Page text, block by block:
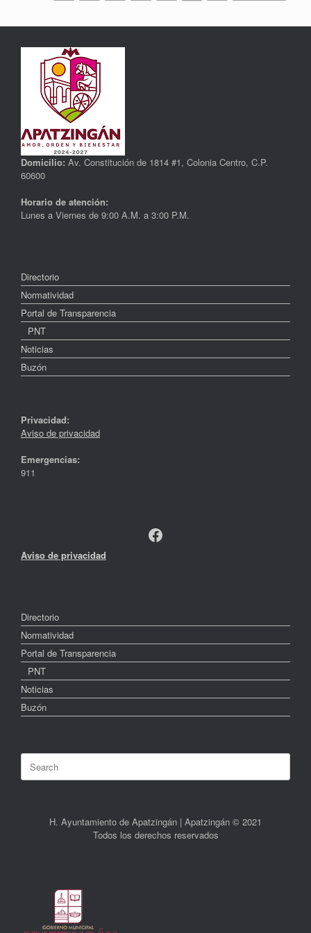
Domicilio: Av. Constitución de 1814 #1, Colonia Centro, C.P.
60600
Horario de atención:
Lunes a Viernes de 9:00 A.M. a 3:00 P.M.
Directorio
Normatividad
Portal de Transparencia
PNT
Noticias
Buzón
Privacidad:
Aviso de privacidad
Emergencias:
911
Facebook
Aviso de privacidad
Directorio
Normatividad
Portal de Transparencia
PNT
Noticias
Buzón
Search
for:
H. Ayuntamiento de Apatzingán | Apatzingán © 2021
Todos los derechos reservados